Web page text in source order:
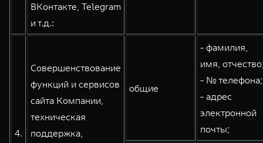
ВКонтакте, Telegram
и т.д.:
4.
Совершенствование
функций и сервисов
сайта Компании,
техническая
поддержка,
общие
- фамилия,
имя,
- № телефона;
- адрес
электронной
почты;